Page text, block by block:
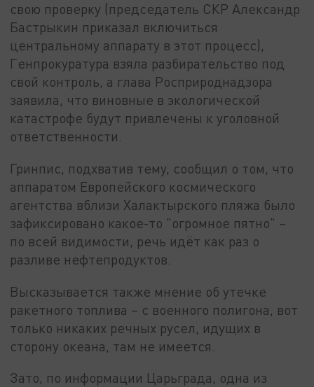
свою проверку (председатель СКР Александр
Бастрыкин приказал включиться
центральному аппарату в этот процесс),
Генпрокуратура взяла разбирательство под
свой контроль, а глава Росприроднадзора
заявила, что виновные в экологической
катастрофе будут привлечены к уголовной
ответственности.
Гринпис, подхватив тему, сообщил о том, что
аппаратом Европейского космического
агентства вблизи Халактырского пляжа было
зафиксировано какое-то "огромное пятно" –
по всей видимости, речь идёт как раз о
разливе нефтепродуктов.
Высказывается также мнение об утечке
ракетного топлива – с военного полигона, вот
только никаких речных русел, идущих в
сторону океана, там не имеется.
Зато, по информации Царьграда, одна из